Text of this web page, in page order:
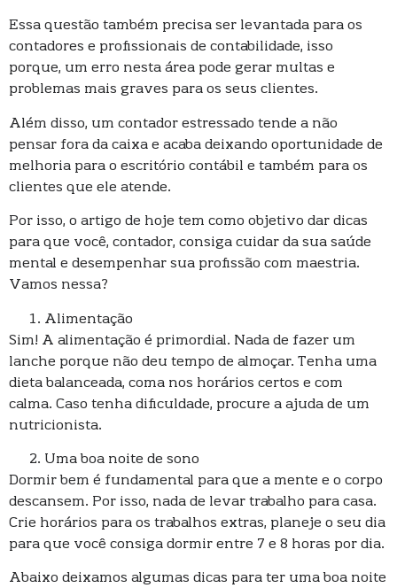
Essa questão também precisa ser levantada para os
contadores e profissionais de contabilidade, isso
porque, um erro nesta área pode gerar multas e
problemas mais graves para os seus clientes.
Além disso, um contador estressado tende a não
pensar fora da caixa e acaba deixando oportunidade de
melhoria para o escritório contábil e também para os
clientes que ele atende.
Por isso, o artigo de hoje tem como objetivo dar dicas
para que você, contador, consiga cuidar da sua saúde
mental e desempenhar sua profissão com maestria.
Vamos nessa?
Alimentação
Sim! A alimentação é primordial. Nada de fazer um
lanche porque não deu tempo de almoçar. Tenha uma
dieta balanceada, coma nos horários certos e com
calma. Caso tenha dificuldade, procure a ajuda de um
nutricionista.
Uma boa noite de sono
Dormir bem é fundamental para que a mente e o corpo
descansem. Por isso, nada de levar trabalho para casa.
Crie horários para os trabalhos extras, planeje o seu dia
para que você consiga dormir entre 7 e 8 horas por dia.
Abaixo deixamos algumas dicas para ter uma boa noite